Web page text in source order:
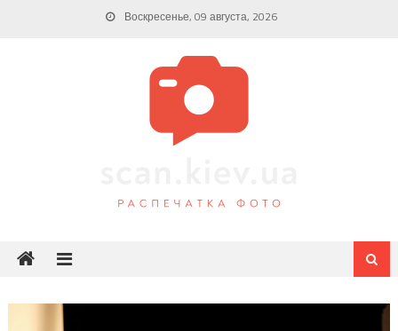
Воскресенье, 09 августа, 2026